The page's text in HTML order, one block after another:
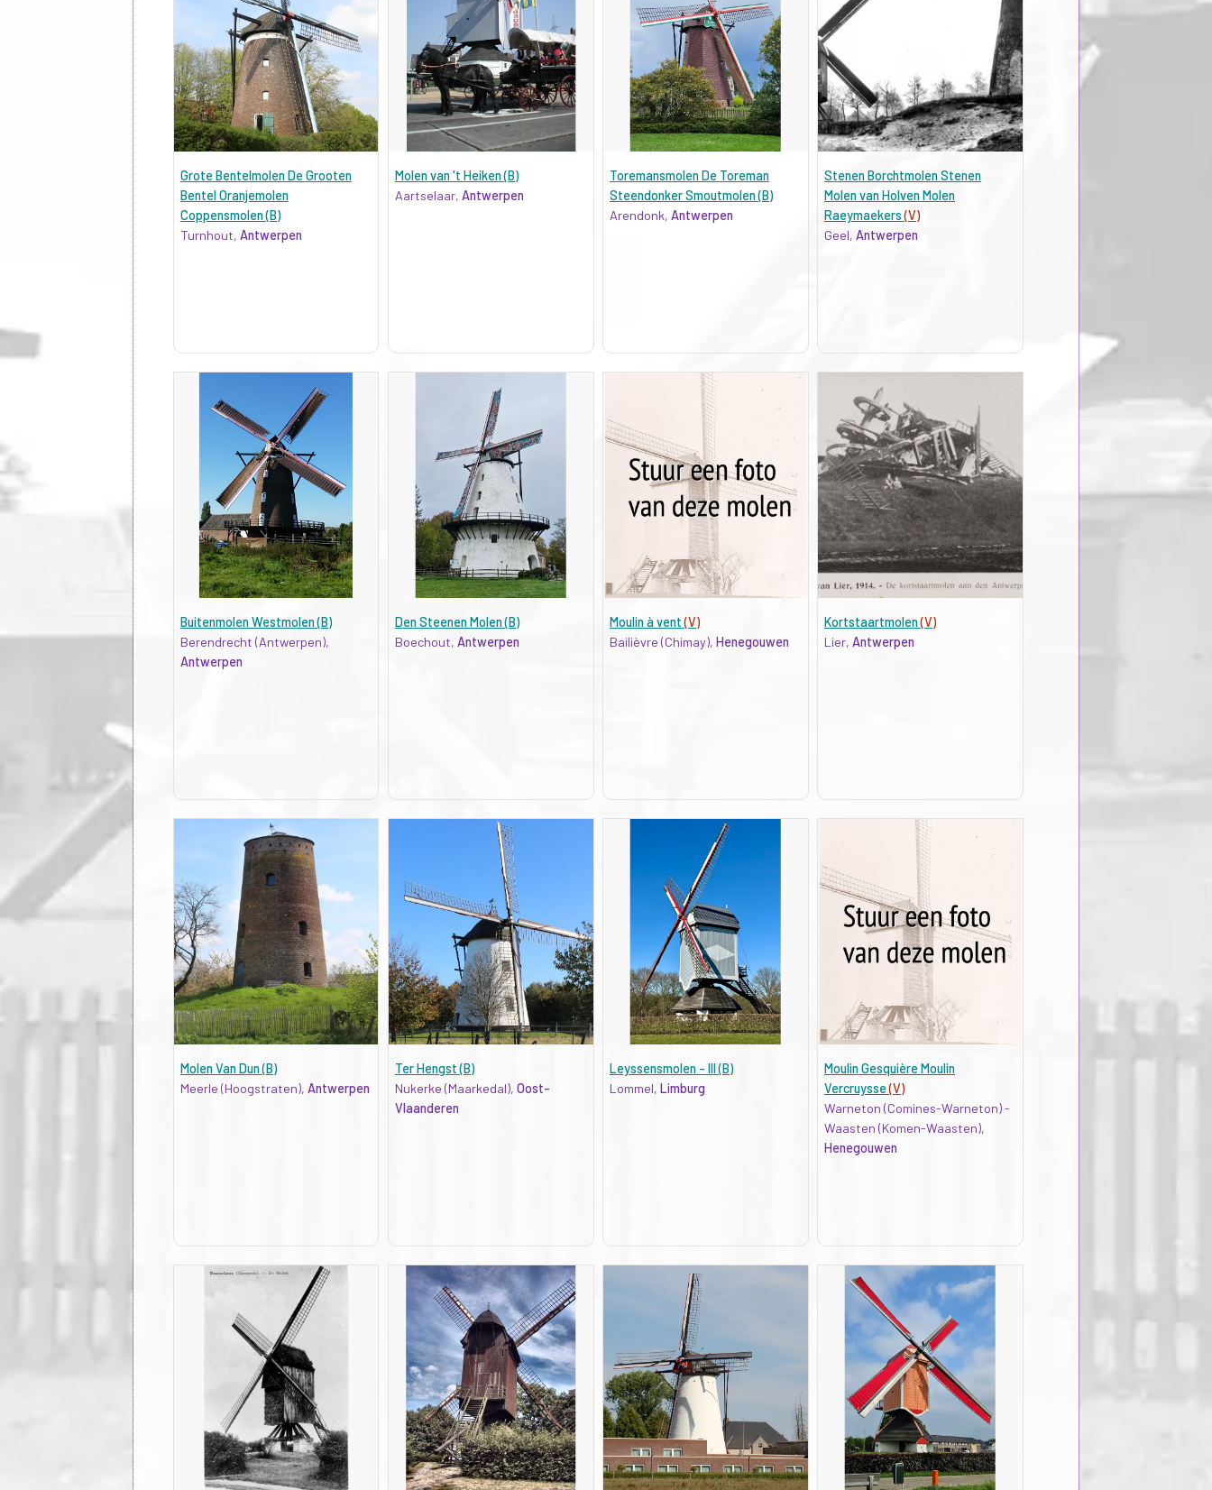
Grote Bentelmolen De Grooten
Bentel Oranjemolen
Coppensmolen (B)
Turnhout, Antwerpen
Molen van 't Heiken (B)
Aartselaar, Antwerpen
Toremansmolen De Toreman
Steendonker Smoutmolen (B)
Arendonk, Antwerpen
Stenen Borchtmolen Stenen
Molen van Holven Molen
Raeymaekers(V)
Geel, Antwerpen
Buitenmolen Westmolen (B)
Berendrecht (Antwerpen),
Antwerpen
Den Steenen Molen (B)
Boechout, Antwerpen
Moulin à vent(V)
Bailièvre (Chimay), Henegouwen
Kortstaartmolen(V)
Lier, Antwerpen
Molen Van Dun (B)
Meerle (Hoogstraten), Antwerpen
Ter Hengst (B)
Nukerke (Maarkedal), Oost-
Vlaanderen
Leyssensmolen - III (B)
Lommel, Limburg
Moulin Gesquière Moulin
Vercruysse(V)
Warneton (Comines-Warneton) -
Waasten (Komen-Waasten),
Henegouwen